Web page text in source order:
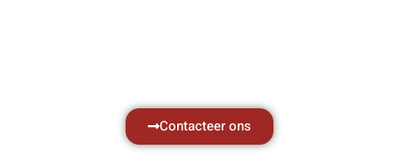
Contacteer ons